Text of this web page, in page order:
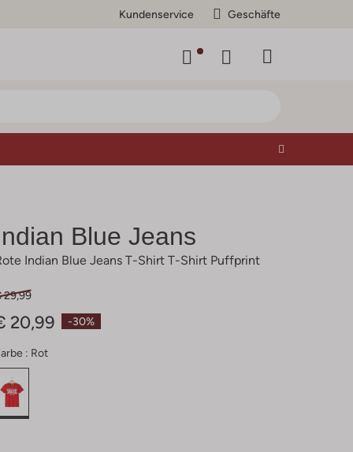
Kundenservice Geschäfte
Blue Jeans
Indian Blue Jeans T-Shirt T-Shirt Puffprint
-30%
29,99
20,99
: Rot